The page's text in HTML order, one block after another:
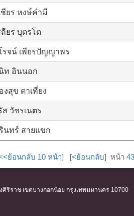
ชียร หงษ์คำมี
ถียร บุตรโต
รจน์ เพียรปัญญาพร
ท อินนอก
งสุข ตาเที่ยง
ส วัชรเนตร
นทร์ สายแขก
ย้อนกลับ 10 หน้า] [<ย้อนกลับ] หน้า 43
ริราช เขตบางกอกน้อย กรุงเทพมหานคร 10700